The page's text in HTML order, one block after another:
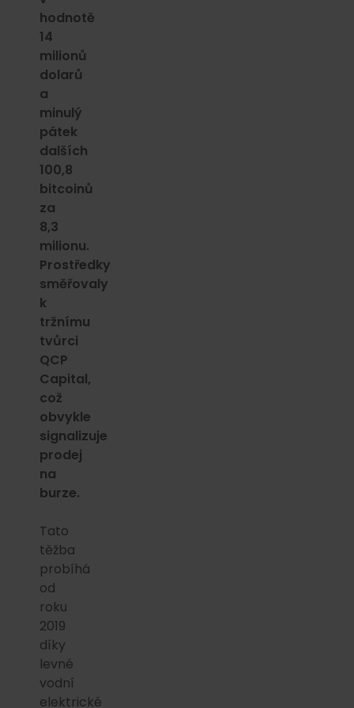
hodnotě
14
milionů
dolarů
a
minulý
pátek
dalších
100,8
bitcoinů
za
8,3
milionu.
Prostředky
směřovaly
k
tržnímu
tvůrci
QCP
Capital,
což
obvykle
signalizuje
prodej
na
burze.
Tato
těžba
probíhá
od
roku
2019
díky
levné
vodní
elektrické